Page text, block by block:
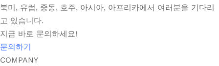
북미, 유럽, 중동, 호주, 아시아, 아프리카에서 여러분을 기다리
고 있습니다.
지금 바로 문의하세요!
문의하기
COMPANY